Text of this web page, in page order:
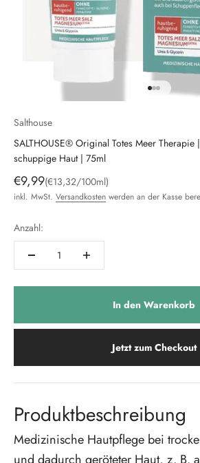
Gehe zu
Gehe zu
Gehe zu
Salthouse
SALTHOUSE® Original Totes Meer Therapie
schuppige Haut | 75ml
Angebot
€9,99(€13,32/100ml)
inkl. MwSt. Versandkosten werden an der Kasse
Anzahl:
In den Warenkorb
Jetzt zum Checkout
Produktbeschreibung
Medizinische Hautpflege bei